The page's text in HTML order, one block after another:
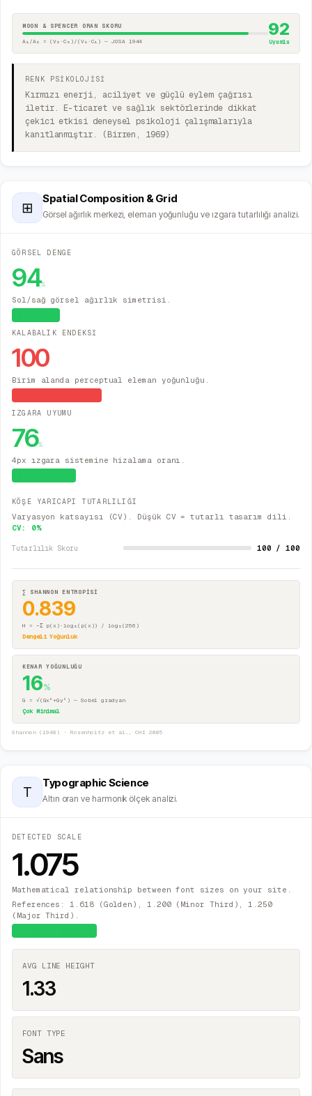
MOON & SPENCER ORAN SKORU
A₁/A₂ = (V₂·C₂)/(V₁·C₁) — JOSA 1944
92
Uyumlu
RENK PSİKOLOJİSİ
Kırmızı enerji, aciliyet ve güçlü eylem çağrısı
iletir. E-ticaret ve sağlık sektörlerinde dikkat
çekici etkisi deneysel psikoloji çalışmalarıyla
kanıtlanmıştır. (Birren, 1969)
⊞
Spatial Composition & Grid
Görsel ağırlık merkezi, eleman yoğunluğu ve ızgara tutarlılığı analizi.
GÖRSEL DENGE
94%
Sol/sağ görsel ağırlık simetrisi.
KALABALIK ENDEKSİ
100
Birim alanda perceptual eleman yoğunluğu.
IZGARA UYUMU
76%
4px ızgara sistemine hizalama oranı.
KÖŞE YARICAPI TUTARLILIĞI
Varyasyon katsayısı (CV). Düşük CV = tutarlı tasarım dili.
CV: 0%
Tutarlılık Skoru 100 / 100
∑ SHANNON ENTROPİSİ
0.839
H = −Σ p(x)·log₂(p(x)) / log₂(256)
Dengeli Yoğunluk
KENAR YOĞUNLUĞU
16%
G = √(Gx²+Gy²) — Sobel gradyan
Çok Minimal
Shannon (1948) · Rosenholtz et al., CHI 2005
T
Typographic Science
Altın oran ve harmonik ölçek analizi.
DETECTED SCALE
1.075
Mathematical relationship between font sizes on your site.
References: 1.618 (Golden), 1.200 (Minor Third), 1.250
(Major Third).
AVG LINE HEIGHT
1.33
FONT TYPE
Sans